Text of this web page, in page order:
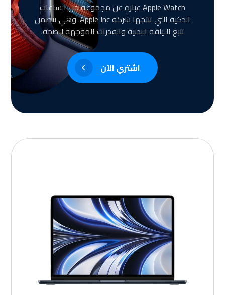
Apple Watch عبارة عن مجموعة من الساعات
الذكية التي تنتجها شركة Apple Inc. وهي تتضمن
تتبع اللياقة البدنية والقدرات الموجهة للصحة.
اشتري الآن